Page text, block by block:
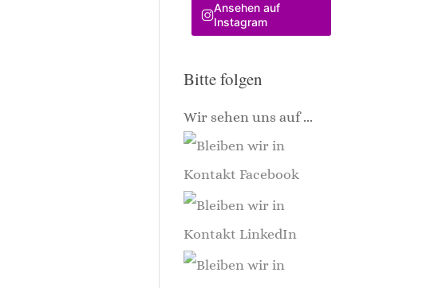
Ansehen auf
Instagram
Bitte folgen
Wir sehen uns auf ...